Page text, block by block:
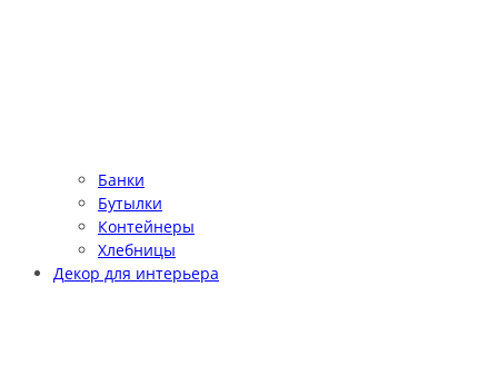
Банки
Бутылки
Контейнеры
Хлебницы
Декор для интерьера